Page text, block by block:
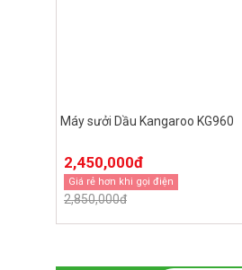
Máy sưởi Dầu Kangaroo KG960
2,450,000đ
Giá rẻ hơn khi gọi điện
2,850,000đ